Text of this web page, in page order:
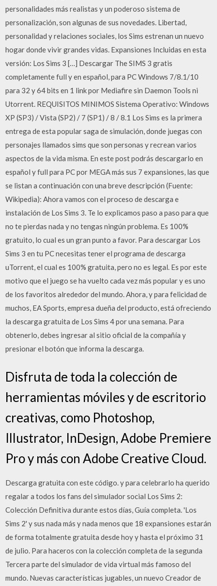
personalidades más realistas y un poderoso sistema de
personalización, son algunas de sus novedades. Libertad,
personalidad y relaciones sociales, los Sims estrenan un nuevo
hogar donde vivir grandes vidas. Expansiones Incluidas en esta
versión: Los Sims 3 […] Descargar The SIMS 3 gratis
completamente full y en español, para PC Windows 7/8.1/10
para 32 y 64 bits en 1 link por Mediafire sin Daemon Tools ni
Utorrent. REQUISITOS MINIMOS Sistema Operativo: Windows
XP (SP3) / Vista (SP2) / 7 (SP1) / 8 / 8.1 Los Sims es la primera
entrega de esta popular saga de simulación, donde juegas con
personajes llamados sims que son personas y recrean varios
aspectos de la vida misma. En este post podrás descargarlo en
español y full para PC por MEGA más sus 7 expansiones, las que
se listan a continuación con una breve descripción (Fuente:
Wikipedia): Ahora vamos con el proceso de descarga e
instalación de Los Sims 3. Te lo explicamos paso a paso para que
no te pierdas nada y no tengas ningún problema. Es 100%
gratuito, lo cual es un gran punto a favor. Para descargar Los
Sims 3 en tu PC necesitas tener el programa de descarga
uTorrent, el cual es 100% gratuita, pero no es legal. Es por este
motivo que el juego se ha vuelto cada vez más popular y es uno
de los favoritos alrededor del mundo. Ahora, y para felicidad de
muchos, EA Sports, empresa dueña del producto, está ofreciendo
la descarga gratuita de Los Sims 4 por una semana. Para
obtenerlo, debes ingresar al sitio oficial de la compañía y
presionar el botón que informa la descarga.
Disfruta de toda la colección de
herramientas móviles y de escritorio
creativas, como Photoshop,
Illustrator, InDesign, Adobe Premiere
Pro y más con Adobe Creative Cloud.
Descarga gratuita con este código. y para celebrarlo ha querido
regalar a todos los fans del simulador social Los Sims 2:
Colección Definitiva durante estos días, Guía completa. 'Los
Sims 2' y sus nada más y nada menos que 18 expansiones estarán
de forma totalmente gratuita desde hoy y hasta el próximo 31
de julio. Para haceros con la colección completa de la segunda
Tercera parte del simulador de vida virtual más famoso del
mundo. Nuevas características jugables, un nuevo Creador de